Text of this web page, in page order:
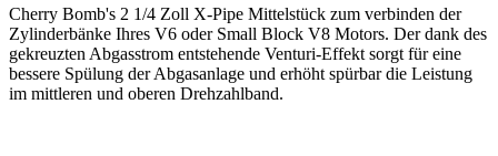
Cherry Bomb's 2 1/4 Zoll X-Pipe Mittelstück zum verbinden der
Zylinderbänke Ihres V6 oder Small Block V8 Motors. Der dank des
gekreuzten Abgasstrom entstehende Venturi-Effekt sorgt für eine
bessere Spülung der Abgasanlage und erhöht spürbar die Leistung
im mittleren und oberen Drehzahlband.